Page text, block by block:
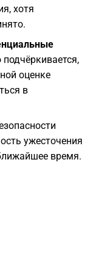
хотя
подчёркивается,
оценке
в
ужесточения
время.